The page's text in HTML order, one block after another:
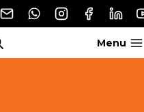
Menu